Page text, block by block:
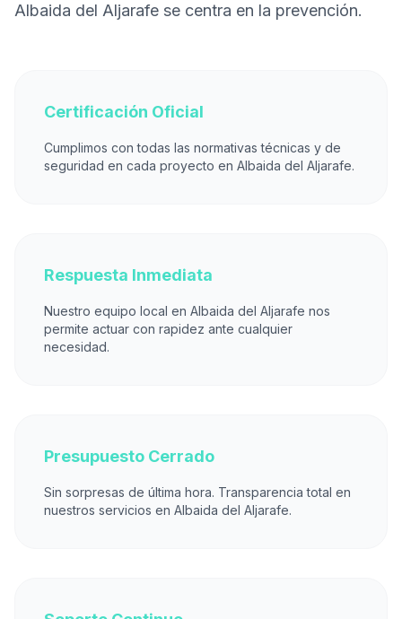
Albaida del Aljarafe se centra en la prevención.
Certificación Oficial
Cumplimos con todas las normativas técnicas y de
seguridad en cada proyecto en Albaida del Aljarafe.
Respuesta Inmediata
Nuestro equipo local en Albaida del Aljarafe nos
permite actuar con rapidez ante cualquier
necesidad.
Presupuesto Cerrado
Sin sorpresas de última hora. Transparencia total en
nuestros servicios en Albaida del Aljarafe.